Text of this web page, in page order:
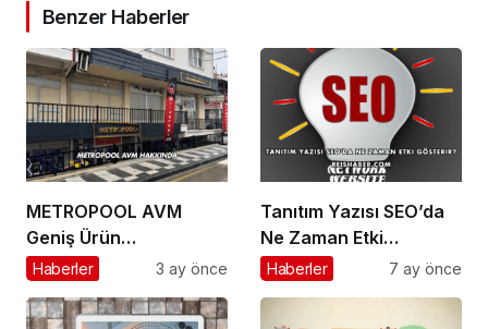
Benzer Haberler
METROPOOL AVM
Geniş Ürün
Yelpazesiyle Dikkat
Ediyor!
Haberler 3 ay önce
Tanıtım Yazısı SEO’da
Ne Zaman Etki
Gösterir?
Haberler 7 ay önce